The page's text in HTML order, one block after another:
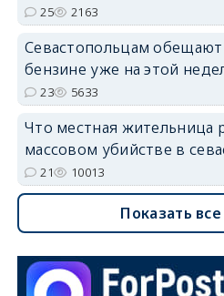
25 2163
Севастопольцам
бензине уже на этой
23 5633
Что местная жительница
массовом убийстве в
21 10013
Показать